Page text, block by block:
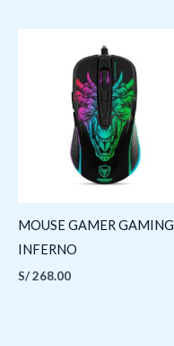
MOUSE GAMER GAMING
INFERNO
S/268.00